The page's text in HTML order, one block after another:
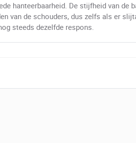
hanteerbaarheid. De stijfheid van de
van de schouders, dus zelfs als er
steeds dezelfde respons.